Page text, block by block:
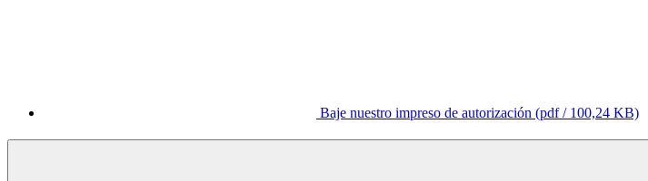
Baje nuestro impreso de autorización (pdf / 100,24 KB)